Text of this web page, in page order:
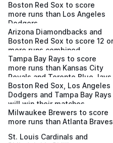
Boston Red Sox to score
more runs than Los Angeles
Dodgers
Arizona Diamondbacks and
Boston Red Sox to score 12 or
more runs combined
Tampa Bay Rays to score
more runs than Kansas City
Royals and Toronto Blue Jays
combined
Boston Red Sox, Los Angeles
Dodgers and Tampa Bay Rays
will win their matches
Milwaukee Brewers to score
more runs than Atlanta Braves
St. Louis Cardinals and